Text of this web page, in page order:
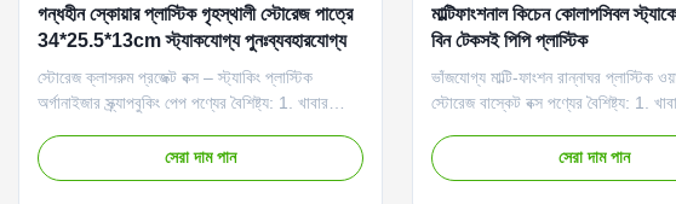
গন্ধহীন স্কোয়ার প্লাস্টিক গৃহস্থালী স্টোরেজ পাত্রে
34*25.5*13cm স্ট্যাকযোগ্য পুনঃব্যবহারযোগ্য
স্টোরেজ ক্লাসরুম প্রজেক্ট বক্স – স্ট্যাকিং প্লাস্টিক
অর্গানাইজার স্ক্র্যাপবুকিং পেপ পণ্যের বৈশিষ্ট্য: 1. খাবার
গৃহস্থালির সামগ্রীও সংরক্ষণ করতে পারেন। 2. হ্যান্ডেল সহ
প্লাস্টিক স্টোরেজ ঝুড়ি, বহন করা সহজ। 3. এই বহনযোগ্য
সেরা দাম পান
মাল্টিফাংশনাল কিচেন কোলাপসিবল
বিন টেকসই পিপি প্লাস্টিক
ভাঁজযোগ্য মাল্টি-ফাংশন রান্নাঘর প্লাস্টিক
স্টোরেজ বাস্কেট বক্স পণ্যের বৈশিষ্ট্য: 1.
গৃহস্থালির সামগ্রীও সংরক্ষণ করতে পারেন।
প্লাস্টিক স্টোরেজ ঝুড়ি, বহন করা সহজ।
সেরা দাম পান